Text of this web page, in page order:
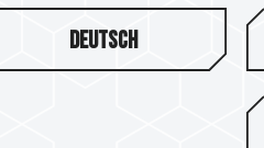
紹
Deutsch